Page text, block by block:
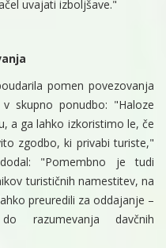
uvajati izboljšave."
pomen povezovanja
skupno ponudbo: "Haloze
a ga lahko izkoristimo le, če
zgodbo, ki privabi turiste,"
"Pomembno je tudi
turističnih namestitev, na
preuredili za oddajanje –
razumevanja davčnih